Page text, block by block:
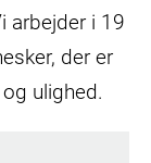
arbejder i 19
der er
ulighed.